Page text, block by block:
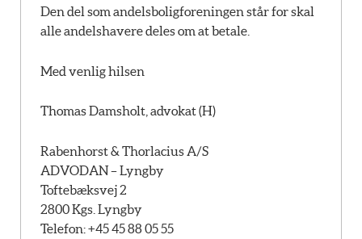
Den del som andelsboligforeningen står for skal
alle andelshavere deles om at betale.
Med venlig hilsen
Thomas Damsholt, advokat (H)
Rabenhorst & Thorlacius A/S
ADVODAN – Lyngby
Toftebæksvej 2
2800 Kgs. Lyngby
Telefon: +45 45 88 05 55